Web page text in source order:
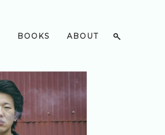
BOOKS ABOUT